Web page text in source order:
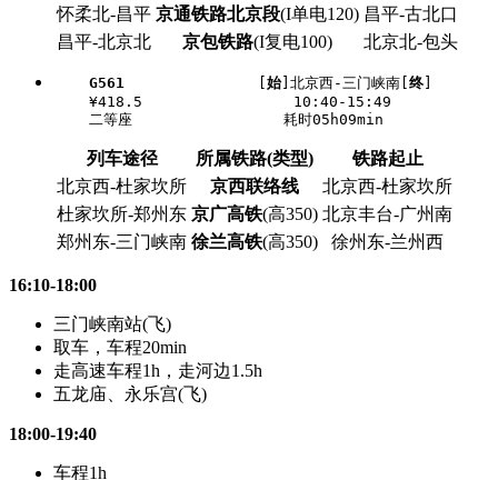
怀柔北-昌平 京通铁路北京段(I单电120) 昌平-古北口
昌平-北京北
京包铁路(I复电100) 北京北-包头
G561 始 ]北京西-三门峡南[ 终
    ¥418.5                 10:40-15:49
列车途径 所属铁路(类型)
铁路起止
北京西-杜家坎所
京西联络线
北京西-杜家坎所
杜家坎所-郑州东 京广高铁(高350) 北京丰台-广州南
郑州东-三门峡南 徐兰高铁(高350) 徐州东-兰州西
16:10-18:00
三门峡南站(飞)
取车，车程20min
走高速车程1h，走河边1.5h
五龙庙、永乐宫(飞)
18:00-19:40
车程1h